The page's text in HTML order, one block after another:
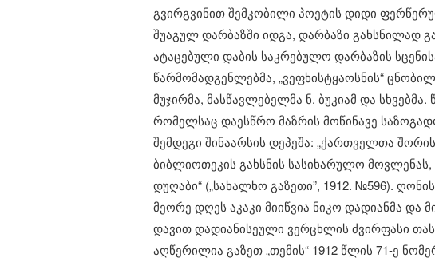
გვირგვინით შემკობილი პოეტის დიდი
შუაგულ დარბაზში იდგა, დარბაზი გახსნილად
ატაცებული დაბის საკრებულო დარბაზის
წარმომადგენლებმა, „ვეფხისტყაოსნის“
მუჯირმა, მასწავლებელმა ნ. ბუკიამ და
რომელსაც დაესწრო მაზრის მოწინავე
შემდეგი შინაარსის დეპეშა: „ქართველთა
ბიბლიოთეკის გახსნის სასიხარულო
დუღაბი“ („სახალხო გაზეთი”, 1912. №596).
​მეორე დღეს აკაკი მიიწვია ნიკო დადიანმა და
დავით დადიანისეული ვერცხლის ძვირფასი
აღწერილია გაზეთ „თემის“ 1912 წლის 71-ე